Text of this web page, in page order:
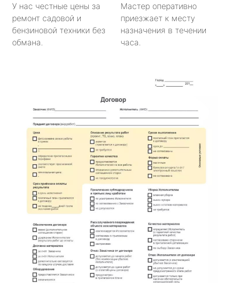
У нас честные цены за
ремонт садовой и
бензиновой техники без
обмана.
Мастер оперативно
приезжает к месту
назначения в течении
часа.